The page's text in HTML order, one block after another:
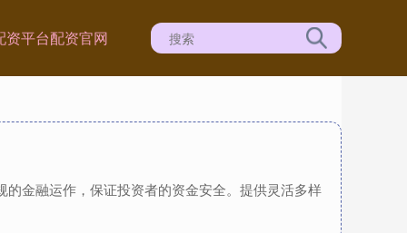
资平台配资官网
金融运作，保证投资者的资金安全。提供灵活多样